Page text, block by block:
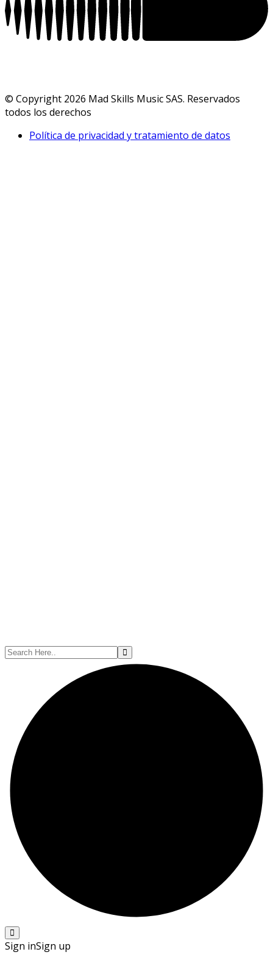
© Copyright 2026 Mad Skills Music SAS. Reservados
todos los derechos
Política de privacidad y tratamiento de datos
Sign inSign up